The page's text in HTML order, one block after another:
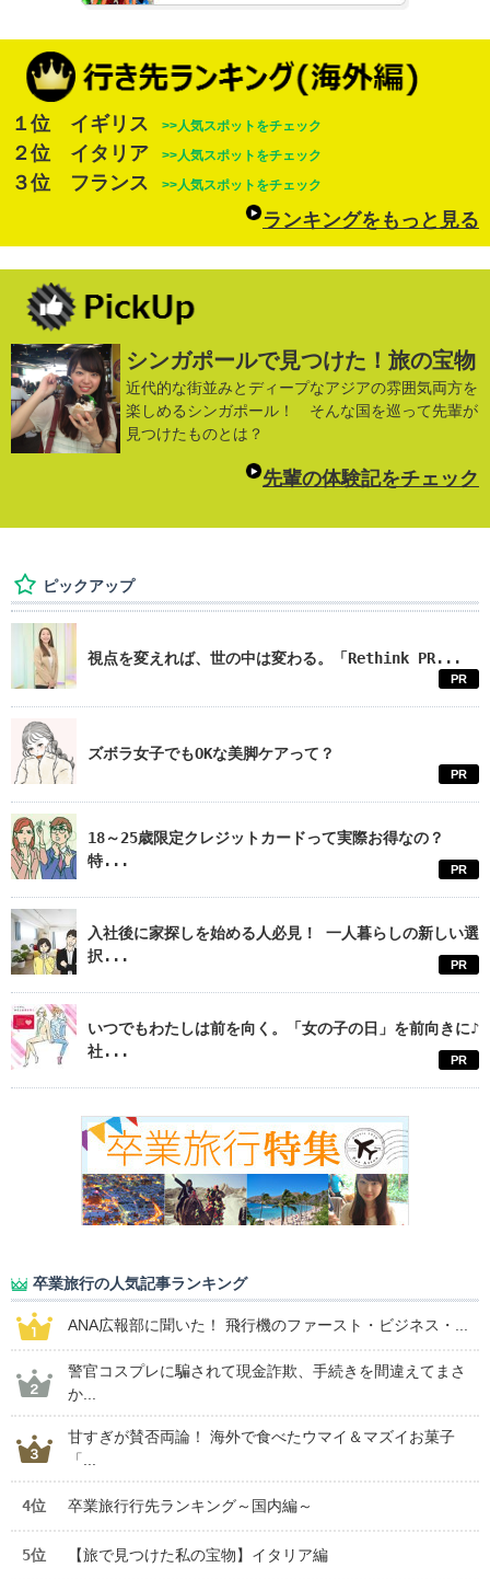
１位 イギリス >>人気スポットをチェック
２位 イタリア >>人気スポットをチェック
３位 フランス >>人気スポットをチェック
ランキングをもっと見る
シンガポールで見つけた！旅の宝物
近代的な街並みとディープなアジアの雰囲気両方を
楽しめるシンガポール！ そんな国を巡って先輩が
見つけたものとは？
先輩の体験記をチェック
ピックアップ
視点を変えれば、世の中は変わる。「Rethink PR...
PR
ズボラ女子でもOKな美脚ケアって？
PR
18～25歳限定クレジットカードって実際お得なの？
特...
PR
入社後に家探しを始める人必見！ 一人暮らしの新しい選
択...
PR
いつでもわたしは前を向く。「女の子の日」を前向きに♪
社...
PR
卒業旅行の人気記事ランキング
ANA広報部に聞いた！ 飛行機のファースト・ビジネス・...
警官コスプレに騙されて現金詐欺、手続きを間違えてまさ
か...
甘すぎが賛否両論！ 海外で食べたウマイ＆マズイお菓子
「...
4位 卒業旅行行先ランキング～国内編～
5位 【旅で見つけた私の宝物】イタリア編